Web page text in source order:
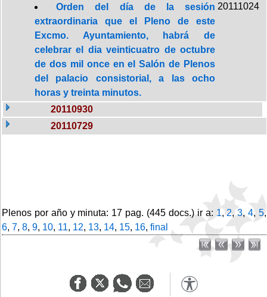
Orden del día de la sesión
extraordinaria que el Pleno de este
Excmo. Ayuntamiento, habrá de
celebrar el dia veinticuatro de octubre
de dos mil once en el Salón de Plenos
del palacio consistorial, a las ocho
horas y treinta minutos.
20111024
20110930
20110729
Plenos por año y minuta: 17 pag. (445 docs.) ir a: 1,2,3,4,5,
6, 7, 8, 9, 10, 11, 12, 13, 14, 15, 16, final